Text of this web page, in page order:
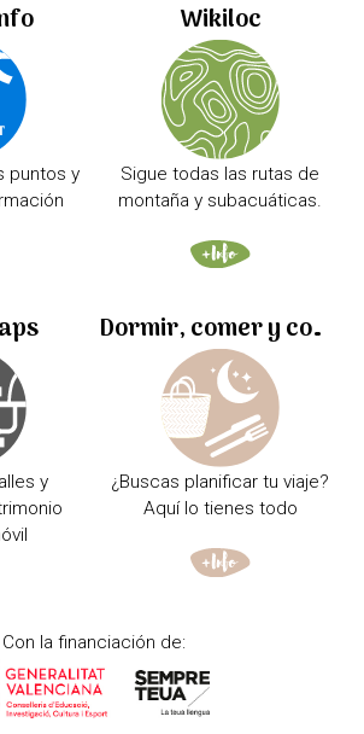
puntos y
Wikiloc
Sigue todas las rutas de
montaña y subacuáticas.
y
Dormir, comer y comprar
¿Buscas planificar tu viaje?
Aquí lo tienes todo
Con la financiación de: